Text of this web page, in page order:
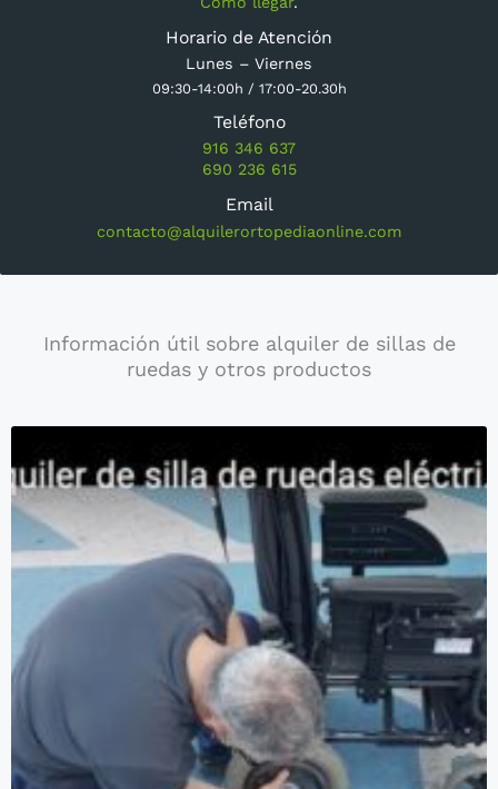
Horario de Atención
Lunes – Viernes
09:30-14:00h / 17:00-20.30h
Teléfono
916 346 637
690 236 615
Email
contacto@alquilerortopediaonline.com
Información útil sobre alquiler de sillas de
ruedas y otros productos